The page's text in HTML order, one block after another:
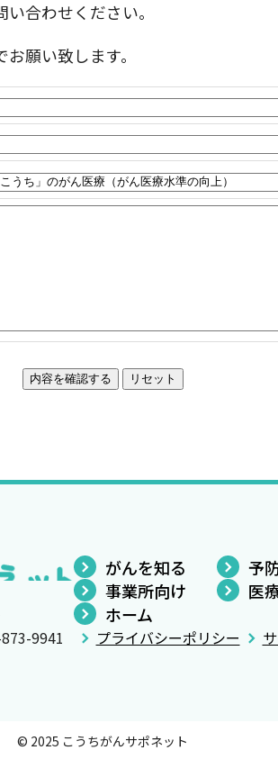
合わせください。
願い致します。
9941
がんを知る 予
事業所向け
医
ホーム
プライバシーポリシー
© 2025 こうちがんサポネット